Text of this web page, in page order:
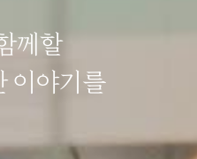
께할
이야기를
께할
이야기를